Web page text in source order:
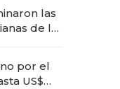
las
de la
por el
US$